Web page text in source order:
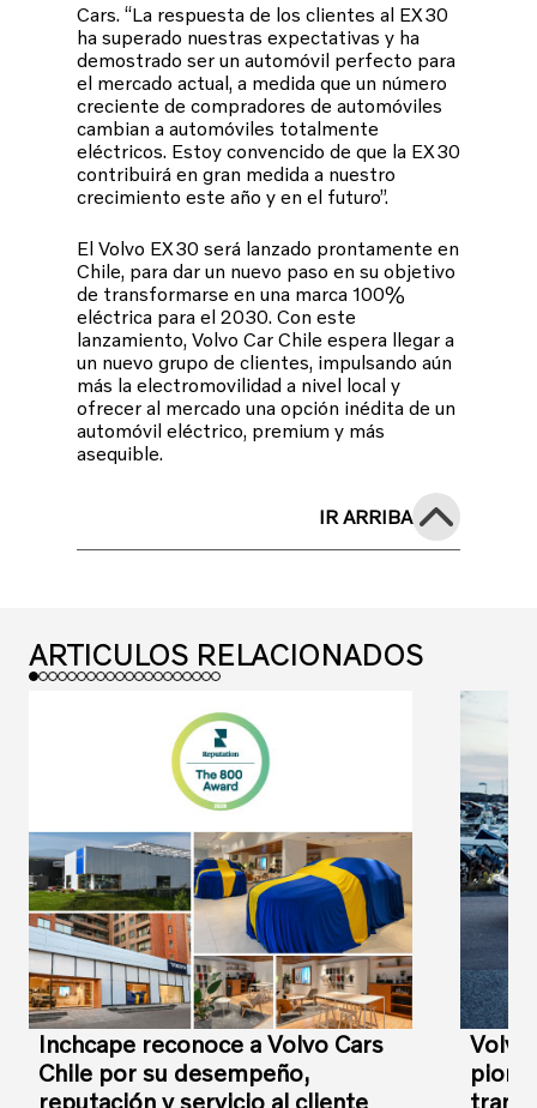
Cars. “La respuesta de los clientes al EX30
ha superado nuestras expectativas y ha
demostrado ser un automóvil perfecto para
el mercado actual, a medida que un número
creciente de compradores de automóviles
cambian a automóviles totalmente
eléctricos. Estoy convencido de que la EX30
contribuirá en gran medida a nuestro
crecimiento este año y en el futuro”.
El Volvo EX30 será lanzado prontamente en
Chile, para dar un nuevo paso en su objetivo
de transformarse en una marca 100%
eléctrica para el 2030. Con este
lanzamiento, Volvo Car Chile espera llegar a
un nuevo grupo de clientes, impulsando aún
más la electromovilidad a nivel local y
ofrecer al mercado una opción inédita de un
automóvil eléctrico, premium y más
asequible.
IR ARRIBA
ARTICULOS RELACIONADOS
Inchcape reconoce a Volvo Cars
Chile por su desempeño,
reputación y servicio al cliente